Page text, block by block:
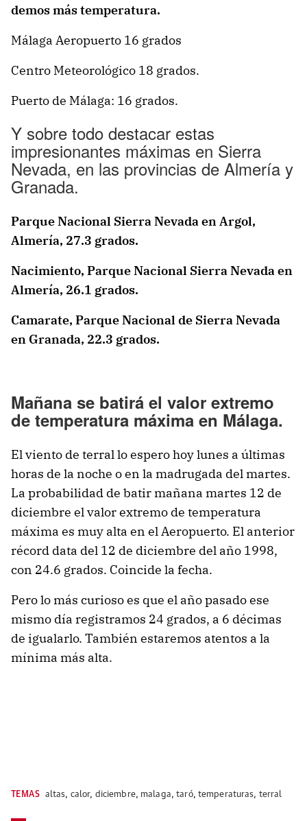
demos más temperatura.
Málaga Aeropuerto 16 grados
Centro Meteorológico 18 grados.
Puerto de Málaga: 16 grados.
Y sobre todo destacar estas
impresionantes máximas en Sierra
Nevada, en las provincias de Almería y
Granada.
Parque Nacional Sierra Nevada en Argol,
Almería, 27.3 grados.
Nacimiento, Parque Nacional Sierra Nevada en
Almería, 26.1 grados.
Camarate, Parque Nacional de Sierra Nevada
en Granada, 22.3 grados.
Mañana se batirá el valor extremo
de temperatura máxima en Málaga.
El viento de terral lo espero hoy lunes a últimas
horas de la noche o en la madrugada del martes.
La probabilidad de batir mañana martes 12 de
diciembre el valor extremo de temperatura
máxima es muy alta en el Aeropuerto. El anterior
récord data del 12 de diciembre del año 1998,
con 24.6 grados. Coincide la fecha.
Pero lo más curioso es que el año pasado ese
mismo día registramos 24 grados, a 6 décimas
de igualarlo. También estaremos atentos a la
mínima más alta.
TEMAS altas, calor, diciembre, malaga,taró, temperaturas, terral